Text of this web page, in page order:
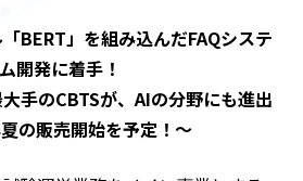
BERT」を組み込んだFAQシステ
ム開発に着手！
手のCBTSが、AIの分野にも進出
の販売開始を予定！～